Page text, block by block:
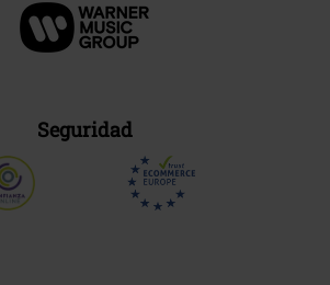
Seguridad